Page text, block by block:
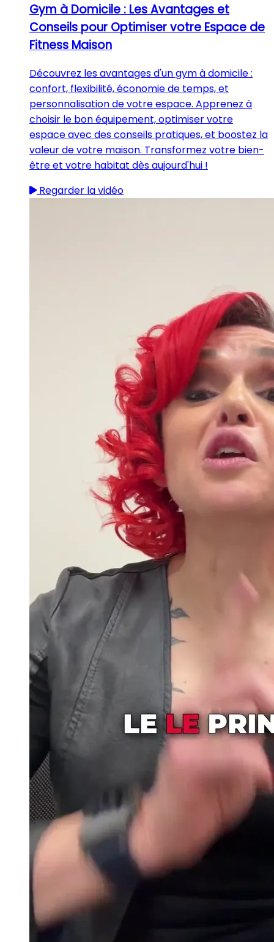
Gym à Domicile : Les Avantages et
Conseils pour Optimiser votre Espace de
Fitness Maison
Découvrez les avantages d'un gym à domicile :
confort, flexibilité, économie de temps, et
personnalisation de votre espace. Apprenez à
choisir le bon équipement, optimiser votre
espace avec des conseils pratiques, et boostez la
valeur de votre maison. Transformez votre bien-
être et votre habitat dès aujourd'hui !
Regarder la vidéo